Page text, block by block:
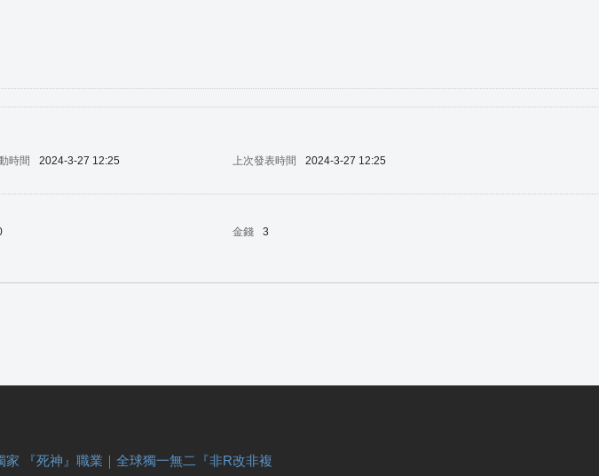
時間 2024-3-27 12:25 上次發表時間
2024-3-27 12:25
金錢
3
『死神』職業｜全球獨一無二『非R改非複